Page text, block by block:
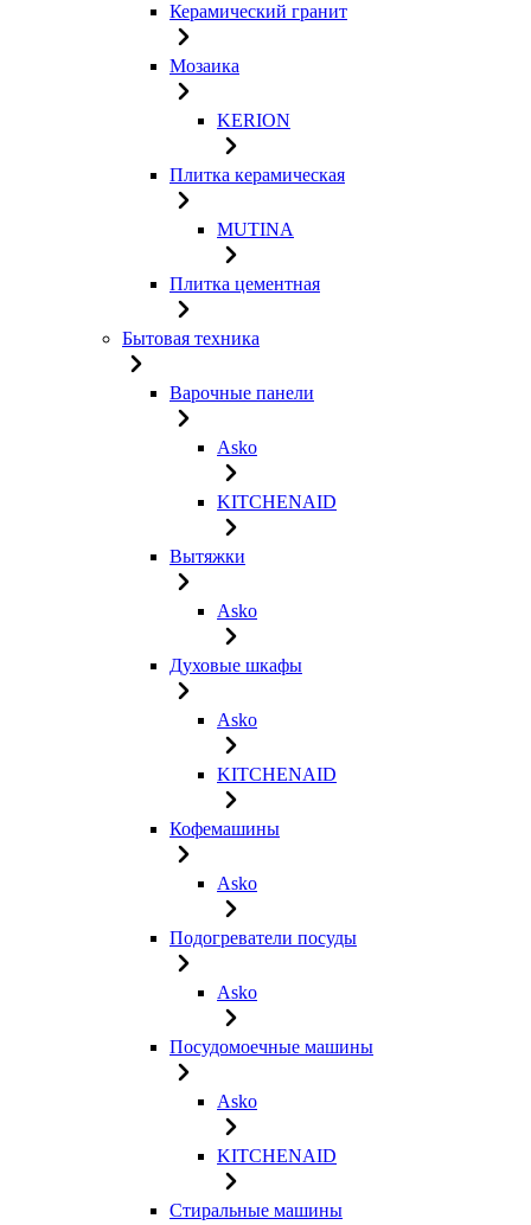
Керамический гранит
Мозаика
KERION
Плитка керамическая
MUTINA
Плитка цементная
Бытовая техника
Варочные панели
Asko
KITCHENAID
Вытяжки
Asko
Духовые шкафы
Asko
KITCHENAID
Кофемашины
Asko
Подогреватели посуды
Asko
Посудомоечные машины
Asko
KITCHENAID
Стиральные машины